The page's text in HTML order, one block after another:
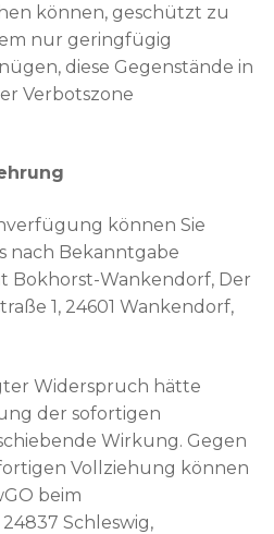
können, geschützt zu
nur geringfügig
diese Gegenstände in
Verbotszone
können Sie
nach Bekanntgabe
Bokhorst-Wankendorf, Der
1, 24601 Wankendorf,
Widerspruch hätte
der sofortigen
Wirkung. Gegen
Vollziehung können
beim
Schleswig,